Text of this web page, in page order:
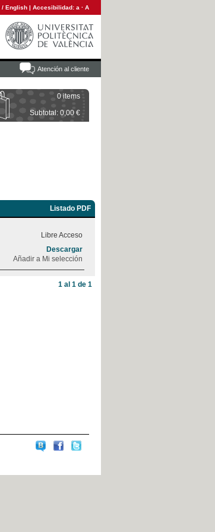
/ English | Accesibilidad: a · A
Atención al cliente
0 items
Subtotal: 0,00 €
Listado PDF
Libre Acceso
Descargar
Añadir a Mi selección
1 al 1 de 1